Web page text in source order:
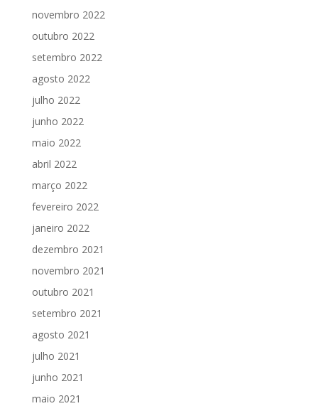
novembro 2022
outubro 2022
setembro 2022
agosto 2022
julho 2022
junho 2022
maio 2022
abril 2022
março 2022
fevereiro 2022
janeiro 2022
dezembro 2021
novembro 2021
outubro 2021
setembro 2021
agosto 2021
julho 2021
junho 2021
maio 2021